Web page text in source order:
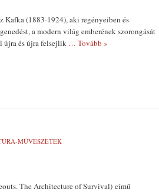
Kafka (1883-1924), aki regényeiben és
a modern világ emberének szorongását
újra és újra felsejlik … Tovább »
MŰVÉSZETEK
The Architecture of Survival) című